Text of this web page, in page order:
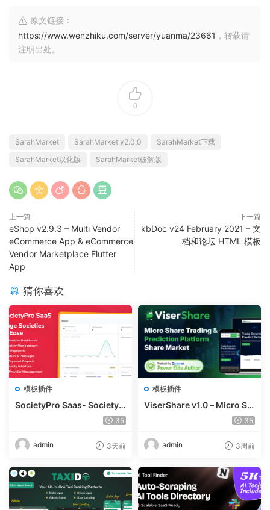
原文链接：
https://www.wenzhiku.com/server/yuanma/23661 ，转载请
注明出处。
0
SarahMarket SarahMarket v2.0.0
SarahMarket下载
SarahMarket汉化版
SarahMarket破解版
上一篇
eShop v2.9.3 – Multi Vendor
eCommerce App & eCommerce
Vendor Marketplace Flutter
App
下一篇
kbDoc v24 February 2021 – 文
档和论坛 HTML 模板
猜你喜欢
模板插件
SocietyPro Saas- Society
Management Software v1.35
admin 3天前
模板插件
ViserShare v1.0 – Micro Sh
are Trading And Prediction
35
admin 3周前